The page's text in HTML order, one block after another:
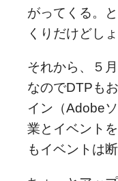
がってくる。
くりだけどし
それから、５
なのでDTPも
イン（Adobe
業とイベント
もイベントは